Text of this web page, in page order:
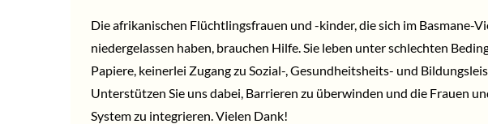
Die afrikanischen Flüchtlingsfrauen und -kinder, die sich im Basmane-
niedergelassen haben, brauchen Hilfe. Sie leben unter schlechten
Papiere, keinerlei Zugang zu Sozial-, Gesundheitsheits- und
Unterstützen Sie uns dabei, Barrieren zu überwinden und die Frauen
System zu integrieren. Vielen Dank!